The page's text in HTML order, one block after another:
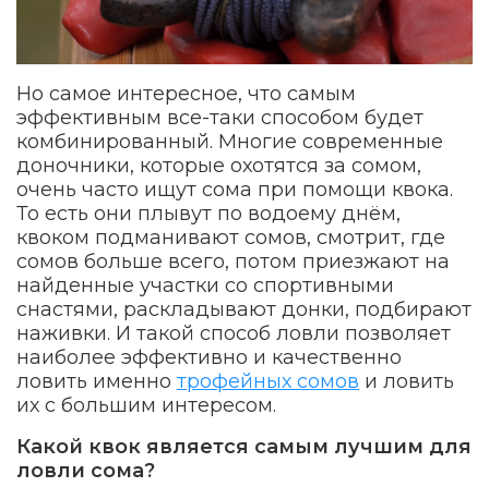
Но самое интересное, что самым
эффективным все-таки способом будет
комбинированный. Многие современные
доночники, которые охотятся за сомом,
очень часто ищут сома при помощи квока.
То есть они плывут по водоему днём,
квоком подманивают сомов, смотрит, где
сомов больше всего, потом приезжают на
найденные участки со спортивными
снастями, раскладывают донки, подбирают
наживки. И такой способ ловли позволяет
наиболее эффективно и качественно
ловить именно трофейных сомов и ловить
их с большим интересом.
Какой квок является самым лучшим для
ловли сома?